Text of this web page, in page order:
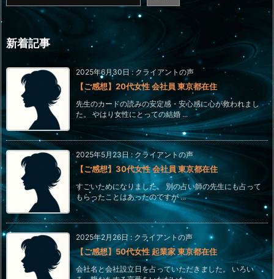
新着記事
2025年6月30日:クライアントの声
【ご感想】20代女性 会社員 東京都在住
先生のカードの読みの安定感・安心感に心が救われまし
た。 やはり女性にとっての結婚 ...
2025年5月23日 : クライアントの声
【ご感想】30代女性 会社員 東京都在住
すごいためになりました。 別の占い師の先生にも占って
もらったことはあったのですが ...
2025年2月26日 : クライアントの声
【ご感想】50代女性 起業家 東京都在住
会社名と会社設立日を占っていただきました。 いろい